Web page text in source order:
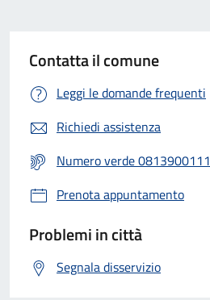
Contatta il comune
Leggi le domande frequenti
Richiedi assistenza
Numero verde 0813900111
Prenota appuntamento
Problemi in città
Segnala disservizio